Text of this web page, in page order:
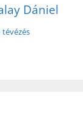
Dániel
tévézés